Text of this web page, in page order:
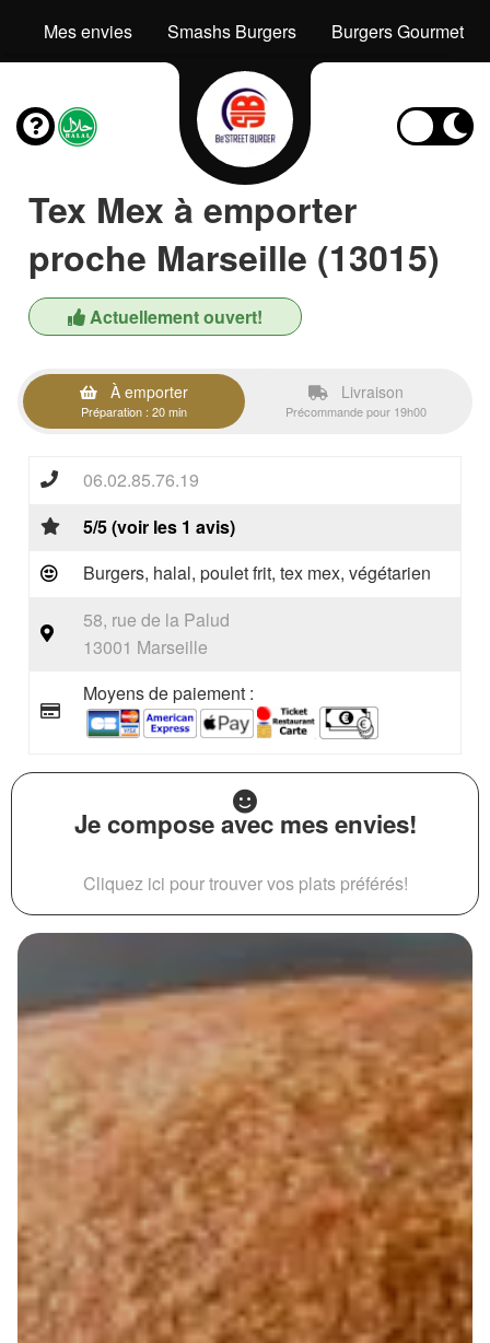
Mes envies Smashs Burgers Burgers Gourmets
Tex Mex à emporter
proche Marseille (13015)
Actuellement ouvert!
À emporter
Préparation : 20 min
Livraison
Précommande pour 19h00
06.02.85.76.19
5/5 (voir les 1 avis)
Burgers, halal, poulet frit, tex mex, végétarien
58, rue de la Palud
13001 Marseille
Moyens de paiement :
Je compose avec mes envies!
Cliquez ici pour trouver vos plats préférés!